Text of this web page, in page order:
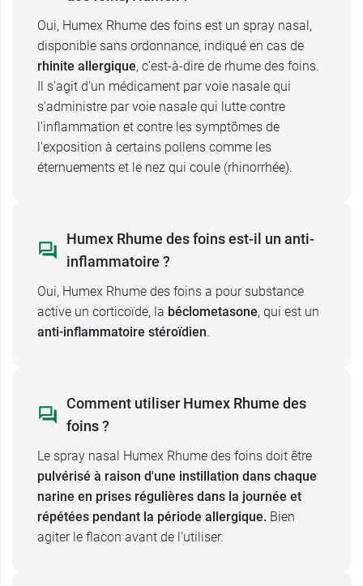
céphalées,
goût et odeur désagréables,
infections à Candida albicans (mycose)
nasales et pharyngées ( développement de
certains champignons microscopiques dans
le nez ou dans le pharynx)
hypertonie oculaire (augmentation de la
pression à l'intérieur de l'œil).
foins à doses élevées et au long cours
Si le spray nasal Humex Rhume des foins est
utilisé à doses élevées et pendant une durée trop
longue, lecorticoïdequ'il contient peut être à
l'origine d'effets indésirables importants comme
cataracte, une insuffisance surrénalienne, une
diminution de la densité osseuse, un retard de
croissance chez les enfants et les adolescents
des troubles psychologiques et du
comportement avec une hyperactivité
psychomotrice, des troubles du sommeil, une
anxiété, une dépression ou de l'agressivité en
Oui, Humex Rhume des foins est un spray nasal,
disponible sans ordonnance, indiqué en cas de
rhinite allergique, c'est-à-dire de rhume des foins.
Il s'agit d'un médicament par voie nasale qui
s'administre par voie nasale qui lutte contre
l'inflammation et contre les symptômes de
l'exposition à certains pollens comme les
éternuements et le nez qui coule (rhinorrhée).
Humex Rhume des foins est-il un anti-
inflammatoire ?
Oui, Humex Rhume des foins a pour substance
active un corticoïde, la béclometasone, qui est un
anti-inflammatoire stéroïdien.
Comment utiliser Humex Rhume des
foins ?
Le spray nasal Humex Rhume des foins doit être
pulvérisé à raison d'une instillation dans chaque
narine en prises régulières dans la journée et
répétées pendant la période allergique. Bien
agiter le flacon avant de l'utiliser.